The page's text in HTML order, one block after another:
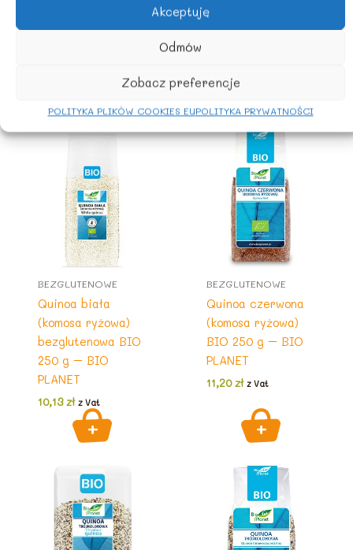
Akceptuję
Odmów
Zobacz preferencje
POLITYKA PLIKÓW COOKIES EUPOLITYKA PRYWATNOŚCI
PRZEMIAN
BEZGLUTENOWE
Quinoa biała
(komosa ryżowa)
bezglutenowa BIO
250 g – BIO
PLANET
10,13zł z Vat
BEZGLUTENOWE
Quinoa czerwona
(komosa ryżowa)
BIO 250 g – BIO
PLANET
11,20zł z Vat